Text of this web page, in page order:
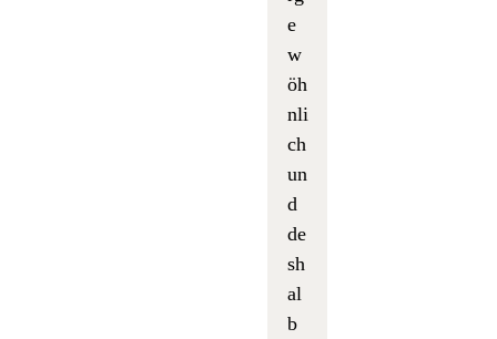
e
w
öh
nli
ch
un
d
de
sh
al
b